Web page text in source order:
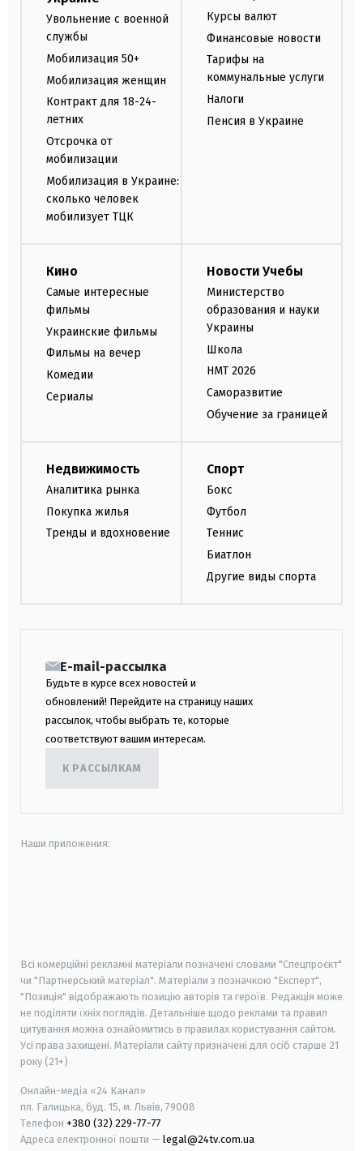
Увольнение с военной
службы
Мобилизация 50+
Мобилизация женщин
Контракт для 18-24-
летних
Отсрочка от
мобилизации
Мобилизация в Украине:
сколько человек
мобилизует ТЦК
Курсы валют
Финансовые новости
Тарифы на
коммунальные услуги
Налоги
Пенсия в Украине
Кино
Самые интересные
фильмы
Украинские фильмы
Фильмы на вечер
Комедии
Сериалы
Новости Учебы
Министерство
образования и науки
Украины
Школа
НМТ 2026
Саморазвитие
Обучение за границей
Недвижимость
Аналитика рынка
Покупка жилья
Тренды и вдохновение
Спорт
Бокс
Футбол
Теннис
Биатлон
Другие виды спорта
E-mail-рассылка
Будьте в курсе всех новостей и
обновлений! Перейдите на страницу наших
рассылок, чтобы выбрать те, которые
соответствуют вашим интересам.
К РАССЫЛКАМ
Наши приложения:
Всі комерційні рекламні матеріали позначені словами "Спецпроєкт"
чи "Партнерський матеріал". Матеріали з позначкою "Експерт",
"Позиція" відображають позицію авторів та героїв. Редакція може
не поділяти їхніх поглядів. Детальніше щодо реклами та правил
цитування можна ознайомитись в правилах користування сайтом.
Усі права захищені. Матеріали сайту призначені для осіб старше 21
року (21+)
Онлайн-медіа «24 Канал»
пл. Галицька, буд. 15, м. Львів, 79008
Телефон +380 (32) 229-77-77
Адреса електронної пошти — legal@24tv.com.ua